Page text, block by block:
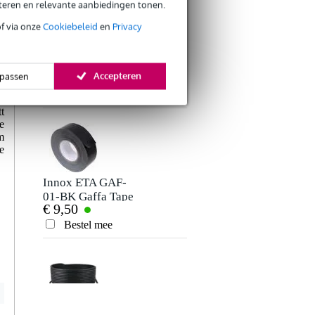
en relevante aanbiedingen tonen.
via onzeCookiebeleid en Privacy
Accepteren
kabelbinder met
klittenband smal
zwart (10 stuks)
€ 5,50
Innox ETA GAF-
01-BK Gaffa Tape
50 mm x 50 m
zwart
€ 9,50
Bestel mee